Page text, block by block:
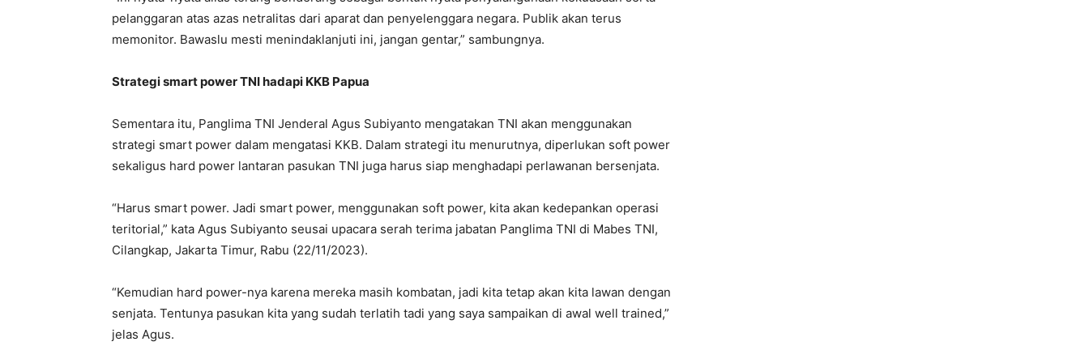
pelanggaran atas azas netralitas dari aparat dan penyelenggara negara. Publik akan terus
memonitor. Bawaslu mesti menindaklanjuti ini, jangan gentar,” sambungnya.
Strategi smart power TNI hadapi KKB Papua
Sementara itu, Panglima TNI Jenderal Agus Subiyanto mengatakan TNI akan menggunakan
strategi smart power dalam mengatasi KKB. Dalam strategi itu menurutnya, diperlukan soft power
sekaligus hard power lantaran pasukan TNI juga harus siap menghadapi perlawanan bersenjata.
“Harus smart power. Jadi smart power, menggunakan soft power, kita akan kedepankan operasi
teritorial,” kata Agus Subiyanto seusai upacara serah terima jabatan Panglima TNI di Mabes TNI,
Cilangkap, Jakarta Timur, Rabu (22/11/2023).
“Kemudian hard power-nya karena mereka masih kombatan, jadi kita tetap akan kita lawan dengan
senjata. Tentunya pasukan kita yang sudah terlatih tadi yang saya sampaikan di awal well trained,”
jelas Agus.